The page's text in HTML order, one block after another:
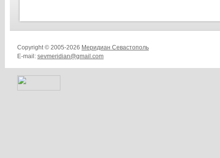
Copyright © 2005-2026 Меридиан Севастополь
E-mail: sevmeridian@gmail.com